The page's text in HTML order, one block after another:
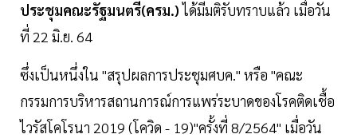
ประชุมคณะรัฐมนตรี(ครม.)ได้มีมติรับทราบแล้ว เมื่อวัน
ที่ 22 มิ.ย. 64
ซึ่งเป็นหนึ่งใน "สรุปผลการประชุมศบค." หรือ "คณะ
กรรมการบริหารสถานการณ์การแพร่ระบาดของโรคติดเชื้อ
ไวรัสโคโรนา 2019 (โควิด - 19)"ครั้งที่ 8/2564" เมื่อวัน